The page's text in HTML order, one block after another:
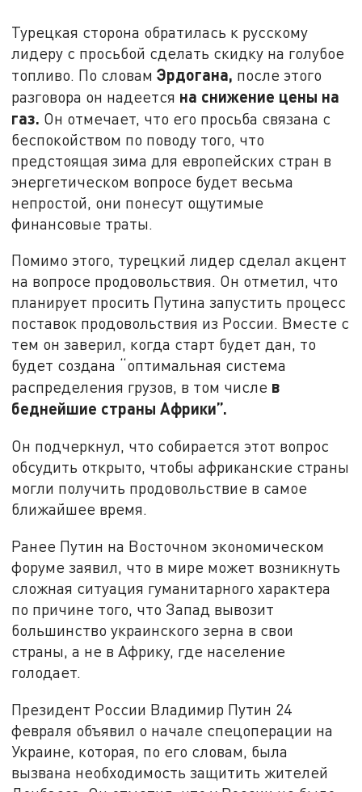
Турецкая сторона обратилась к русскому
лидеру с просьбой сделать скидку на голубое
топливо. По словамЭрдогана, после этого
разговора он надеется на снижение цены на
газ. Он отмечает, что его просьба связана с
беспокойством по поводу того, что
предстоящая зима для европейских стран в
энергетическом вопросе будет весьма
непростой, они понесут ощутимые
финансовые траты.
Помимо этого, турецкий лидер сделал акцент
на вопросе продовольствия. Он отметил, что
планирует просить Путина запустить процесс
поставок продовольствия из России. Вместе с
тем он заверил, когда старт будет дан, то
будет создана “оптимальная система
распределения грузов, в том числе в
беднейшие страны Африки”.
Он подчеркнул, что собирается этот вопрос
обсудить открыто, чтобы африканские страны
могли получить продовольствие в самое
ближайшее время.
Ранее Путин на Восточном экономическом
форуме заявил, что в мире может возникнуть
сложная ситуация гуманитарного характера
по причине того, что Запад вывозит
большинство украинского зерна в свои
страны, а не в Африку, где население
голодает.
Президент России Владимир Путин 24
февраля объявил о начале спецоперации на
Украине, которая, по его словам, была
вызвана необходимость защитить жителей